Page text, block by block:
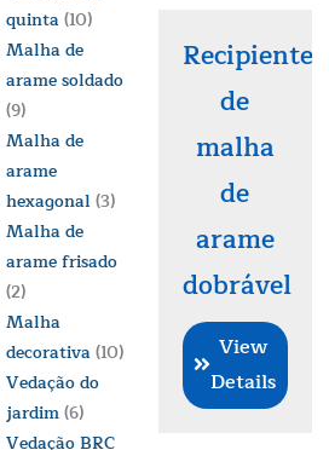
quinta(10)
Malha de
arame soldado
(9)
Malha de
arame
hexagonal (3)
Malha de
arame frisado
(2)
Malha
decorativa(10)
Vedação do
jardim(6)
Vedação BRC
Recipiente
de
malha
de
arame
dobrável
View
Details